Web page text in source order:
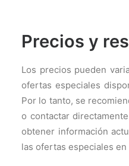
Precios y
Los precios pueden
ofertas especiales
Por lo tanto, se
o contactar
obtener información
las ofertas especiales